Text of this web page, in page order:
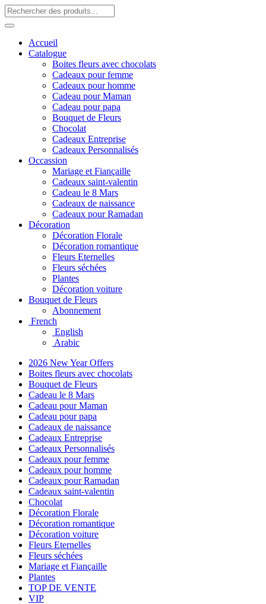
Accueil
Catalogue
Boites fleurs avec chocolats
Cadeaux pour femme
Cadeaux pour homme
Cadeau pour Maman
Cadeau pour papa
Bouquet de Fleurs
Chocolat
Cadeaux Entreprise
Cadeaux Personnalisés
Occassion
Mariage et Fiançaille
Cadeaux saint-valentin
Cadeau le 8 Mars
Cadeaux de naissance
Cadeaux pour Ramadan
Décoration
Décoration Florale
Décoration romantique
Fleurs Eternelles
Fleurs séchées
Plantes
Décoration voiture
Bouquet de Fleurs
Abonnement
French
English
Arabic
2026 New Year Offers
Boites fleurs avec chocolats
Bouquet de Fleurs
Cadeau le 8 Mars
Cadeau pour Maman
Cadeau pour papa
Cadeaux de naissance
Cadeaux Entreprise
Cadeaux Personnalisés
Cadeaux pour femme
Cadeaux pour homme
Cadeaux pour Ramadan
Cadeaux saint-valentin
Chocolat
Décoration Florale
Décoration romantique
Décoration voiture
Fleurs Eternelles
Fleurs séchées
Mariage et Fiançaille
Plantes
TOP DE VENTE
VIP